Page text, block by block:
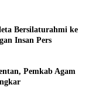
Bersilaturahmi ke
Insan Pers
Pemkab Agam